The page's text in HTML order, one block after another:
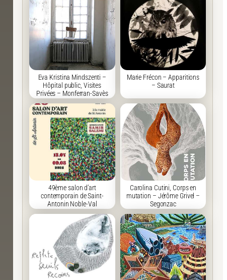
Eva Kristina Mindszenti –
Hôpital public, Visites
Privées – Monferran-Savès
Marie Frécon – Apparitions
– Saurat
49ème salon d’art
contemporain de Saint-
Antonin Noble-Val
Carolina Cutini, Corps en
mutation – Jérôme Grivel –
Segonzac